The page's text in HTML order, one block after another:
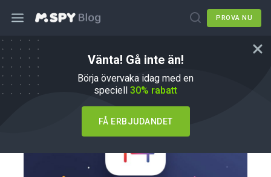
PROVA NU
Vänta! Gå inte än!
Börja övervaka idag med en
speciell 30% rabatt
FÅ ERBJUDANDET
Hur du gör